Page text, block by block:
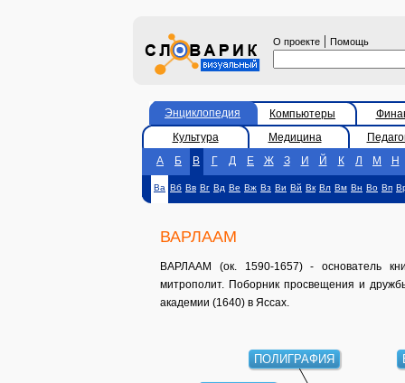
О проекте | Помощь
Энциклопедия Компьютеры
Культура
Медицина
А
Б В Г Д Е Ж З И Й К Л М Н
Ва Вб Вв Вг Вд Ве Вж Вз Ви Вй Вк Вл Вм Вн Во Вп
ВАРЛААМ
ВАРЛААМ (ок. 1590-1657) - основатель
митрополит. Поборник просвещения и
академии (1640) в Яссах.
ПОЛИГРАФИЯ